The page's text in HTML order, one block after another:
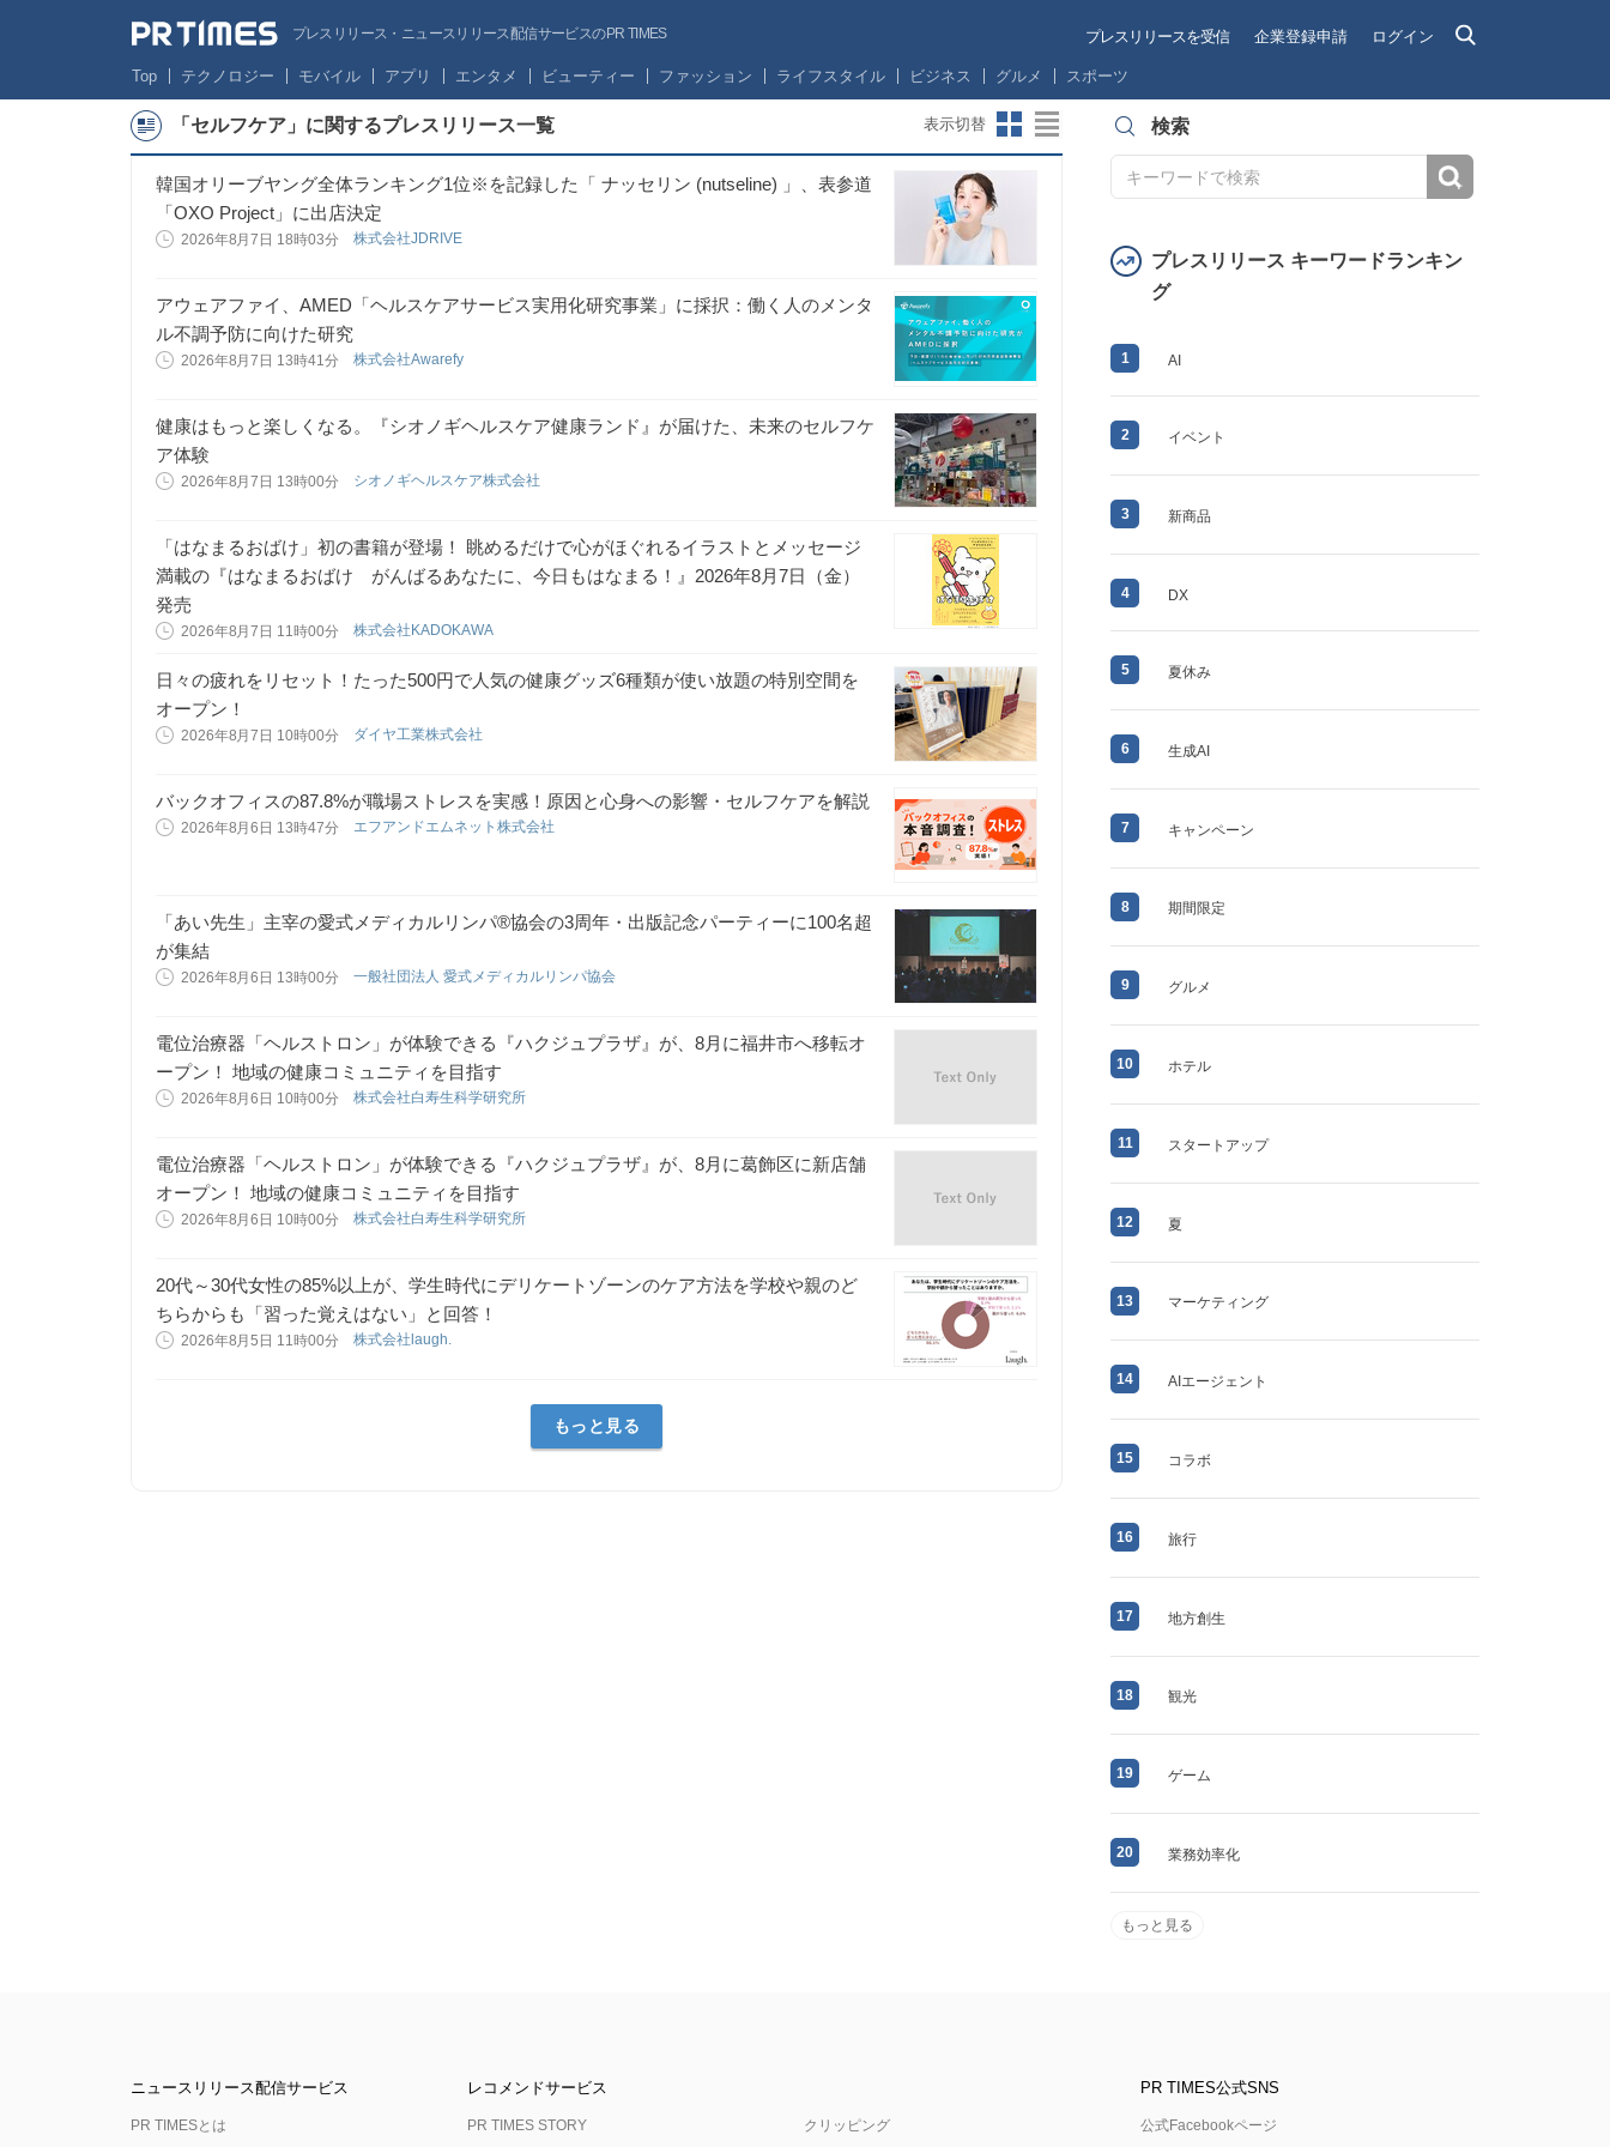
プレスリリース・ニュースリリース配信サービスのPR TIMES プレスリリースを受信 企業登録申請 ログイン
Top テクノロジー モバイル アプリ エンタメ ビューティー ファッション ライフスタイル ビジネス グルメ スポーツ
「セルフケア」に関するプレスリリース一覧 表示切替
韓国オリーブヤング全体ランキング1位※を記録した「 ナッセリン (nutseline) 」、表参道
「OXO Project」に出店決定
2026年8月7日 18時03分 株式会社JDRIVE
アウェアファイ、AMED「ヘルスケアサービス実用化研究事業」に採択：働く人のメンタ
ル不調予防に向けた研究
2026年8月7日 13時41分 株式会社Awarefy
健康はもっと楽しくなる。『シオノギヘルスケア健康ランド』が届けた、未来のセルフケ
ア体験
2026年8月7日 13時00分 シオノギヘルスケア株式会社
「はなまるおばけ」初の書籍が登場！ 眺めるだけで心がほぐれるイラストとメッセージ
満載の『はなまるおばけ がんばるあなたに、今日もはなまる！』2026年8月7日（金）
発売
2026年8月7日 11時00分 株式会社KADOKAWA
日々の疲れをリセット！たった500円で人気の健康グッズ6種類が使い放題の特別空間を
オープン！
2026年8月7日 10時00分 ダイヤ工業株式会社
バックオフィスの87.8%が職場ストレスを実感！原因と心身への影響・セルフケアを解説
2026年8月6日 13時47分 エフアンドエムネット株式会社
「あい先生」主宰の愛式メディカルリンパ®協会の3周年・出版記念パーティーに100名超
が集結
2026年8月6日 13時00分 一般社団法人 愛式メディカルリンパ協会
電位治療器「ヘルストロン」が体験できる『ハクジュプラザ』が、8月に福井市へ移転オ
ープン！ 地域の健康コミュニティを目指す
2026年8月6日 10時00分 株式会社白寿生科学研究所
電位治療器「ヘルストロン」が体験できる『ハクジュプラザ』が、8月に葛飾区に新店舗
オープン！ 地域の健康コミュニティを目指す
2026年8月6日 10時00分 株式会社白寿生科学研究所
20代～30代女性の85%以上が、学生時代にデリケートゾーンのケア方法を学校や親のど
ちらからも「習った覚えはない」と回答！
2026年8月5日 11時00分 株式会社laugh.
もっと見る
検索
プレスリリース キーワードランキン
グ
1 AI
2 イベント
3 新商品
4 DX
5 夏休み
6 生成AI
7 キャンペーン
8 期間限定
9 グルメ
10 ホテル
11 スタートアップ
12 夏
13 マーケティング
14 AIエージェント
15 コラボ
16 旅行
17 地方創生
18 観光
19 ゲーム
20 業務効率化
もっと見る
ニュースリリース配信サービス
PR TIMESとは
レコメンドサービス
PR TIMES STORY クリッピング
PR TIMES公式SNS
公式Facebookページ